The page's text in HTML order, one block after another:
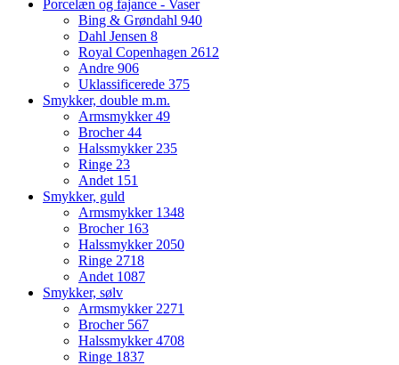
Porcelæn og fajance - Vaser
Bing & Grøndahl 940
Dahl Jensen 8
Royal Copenhagen 2612
Andre 906
Uklassificerede 375
Smykker, double m.m.
Armsmykker49
Brocher44
Halssmykker235
Ringe 23
Andet 151
Smykker, guld
Armsmykker 1348
Brocher 163
Halssmykker2050
Ringe 2718
Andet 1087
Smykker, sølv
Armsmykker2271
Brocher 567
Halssmykker4708
Ringe 1837